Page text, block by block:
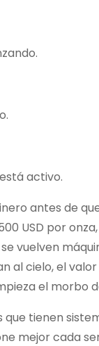
activo.
antes de
USD por
vuelven
al cielo, el
el morbo
tienen
mejor cada